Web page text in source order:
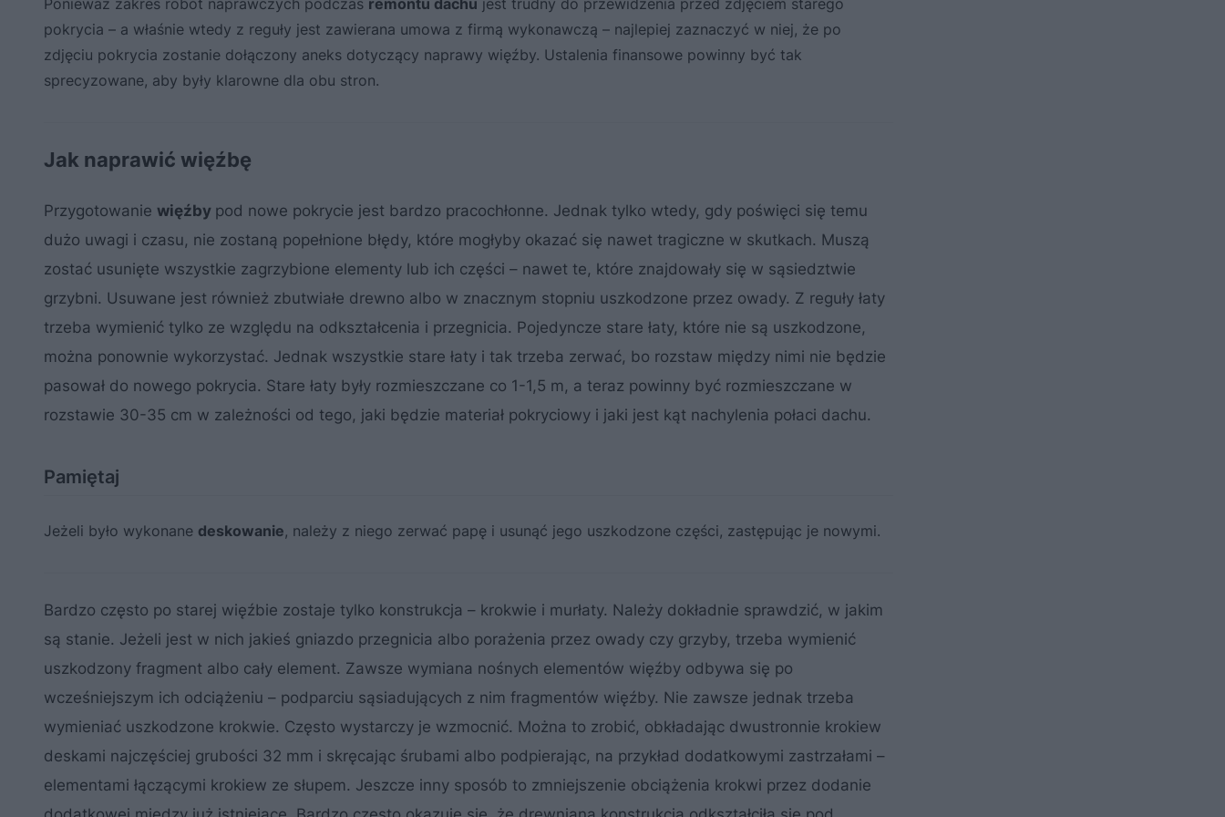
Ponieważ zakres robót naprawczych podczas remontu dachu jest trudny do przewidzenia przed zdjęciem starego
pokrycia – a właśnie wtedy z reguły jest zawierana umowa z firmą wykonawczą – najlepiej zaznaczyć w niej, że po
zdjęciu pokrycia zostanie dołączony aneks dotyczący naprawy więźby. Ustalenia finansowe powinny być tak
sprecyzowane, aby były klarowne dla obu stron.
Jak naprawić więźbę
Przygotowanie więźby pod nowe pokrycie jest bardzo pracochłonne. Jednak tylko wtedy, gdy poświęci się temu
dużo uwagi i czasu, nie zostaną popełnione błędy, które mogłyby okazać się nawet tragiczne w skutkach. Muszą
zostać usunięte wszystkie zagrzybione elementy lub ich części – nawet te, które znajdowały się w sąsiedztwie
grzybni. Usuwane jest również zbutwiałe drewno albo w znacznym stopniu uszkodzone przez owady. Z reguły łaty
trzeba wymienić tylko ze względu na odkształcenia i przegnicia. Pojedyncze stare łaty, które nie są uszkodzone,
można ponownie wykorzystać. Jednak wszystkie stare łaty i tak trzeba zerwać, bo rozstaw między nimi nie będzie
pasował do nowego pokrycia. Stare łaty były rozmieszczane co 1-1,5 m, a teraz powinny być rozmieszczane w
rozstawie 30-35 cm w zależności od tego, jaki będzie materiał pokryciowy i jaki jest kąt nachylenia połaci dachu.
Pamiętaj
Jeżeli było wykonane deskowanie, należy z niego zerwać papę i usunąć jego uszkodzone części, zastępując je nowymi.
Bardzo często po starej więźbie zostaje tylko konstrukcja – krokwie i murłaty. Należy dokładnie sprawdzić, w jakim
są stanie. Jeżeli jest w nich jakieś gniazdo przegnicia albo porażenia przez owady czy grzyby, trzeba wymienić
uszkodzony fragment albo cały element. Zawsze wymiana nośnych elementów więźby odbywa się po
wcześniejszym ich odciążeniu – podparciu sąsiadujących z nim fragmentów więźby. Nie zawsze jednak trzeba
wymieniać uszkodzone krokwie. Często wystarczy je wzmocnić. Można to zrobić, obkładając dwustronnie krokiew
deskami najczęściej grubości 32 mm i skręcając śrubami albo podpierając, na przykład dodatkowymi zastrzałami –
elementami łączącymi krokiew ze słupem. Jeszcze inny sposób to zmniejszenie obciążenia krokwi przez dodanie